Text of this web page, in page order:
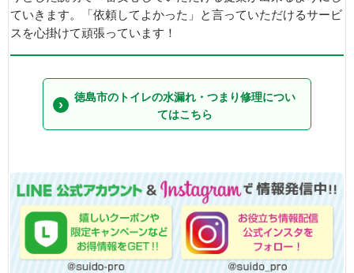
ていきます。「依頼してよかった」と言っていただけるサービ
スを心掛けて頑張っています！
徳島市のトイレの水漏れ・つまり修理につい
てはこちら